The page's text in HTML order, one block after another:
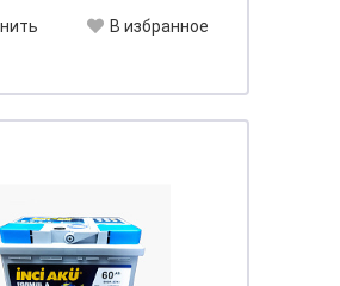
В избранное